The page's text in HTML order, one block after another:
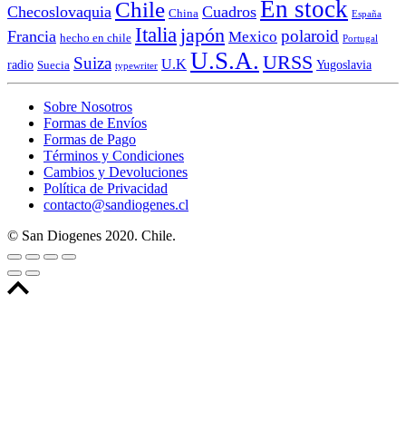
Checoslovaquia Chile China Cuadros En stock España
Francia hecho en chile Italiajapón Mexico polaroid Portugal
radio Suecia Suiza typewriter U.K U.S.A. URSS Yugoslavia
Sobre Nosotros
Formas de Envíos
Formas de Pago
Términos y Condiciones
Cambios y Devoluciones
Política de Privacidad
contacto@sandiogenes.cl
© San Diogenes 2020. Chile.